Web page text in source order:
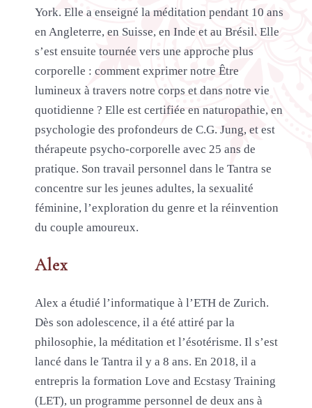
York. Elle a enseigné la méditation pendant 10 ans
en Angleterre, en Suisse, en Inde et au Brésil. Elle
s’est ensuite tournée vers une approche plus
corporelle : comment exprimer notre Être
lumineux à travers notre corps et dans notre vie
quotidienne ? Elle est certifiée en naturopathie, en
psychologie des profondeurs de C.G. Jung, et est
thérapeute psycho-corporelle avec 25 ans de
pratique. Son travail personnel dans le Tantra se
concentre sur les jeunes adultes, la sexualité
féminine, l’exploration du genre et la réinvention
du couple amoureux.
Alex
Alex a étudié l’informatique à l’ETH de Zurich.
Dès son adolescence, il a été attiré par la
philosophie, la méditation et l’ésotérisme. Il s’est
lancé dans le Tantra il y a 8 ans. En 2018, il a
entrepris la formation Love and Ecstasy Training
(LET), un programme personnel de deux ans à